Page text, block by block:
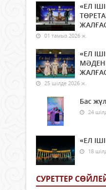
«ЕЛ
01 тамыз 2026 ж.
«ЕЛ
25 шілде 2026 ж.
Бас
24
«ЕЛ
18
СУРЕТТЕР